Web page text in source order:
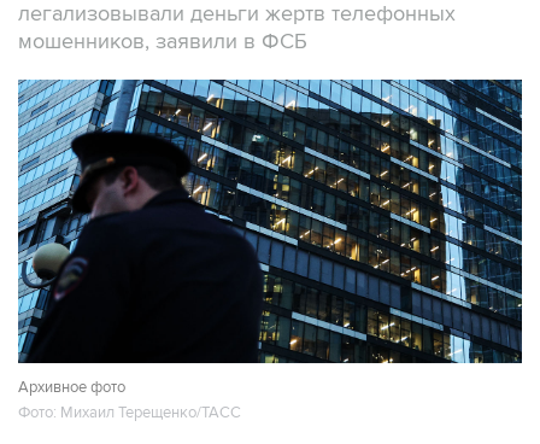
легализовывали деньги жертв телефонных
мошенников, заявили в ФСБ
Архивное фото
Фото: Михаил Терещенко/ТАСС